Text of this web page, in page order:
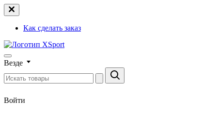
Как сделать заказ
Везде
Войти